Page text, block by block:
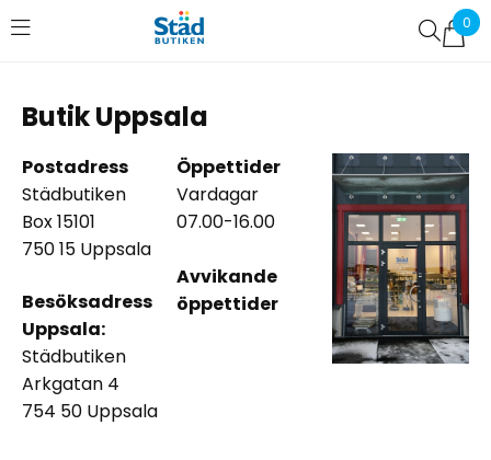
0
Favoriter (0)
Butik Uppsala
Postadress
Städbutiken
Box 15101
750 15 Uppsala
Besöksadress
Uppsala:
Städbutiken
Arkgatan 4
754 50 Uppsala
Öppettider
Vardagar
07.00-16.00
Avvikande
öppettider